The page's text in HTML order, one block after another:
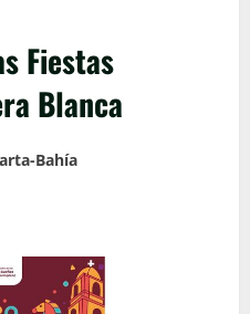
Fiestas
Blanca
Bahía